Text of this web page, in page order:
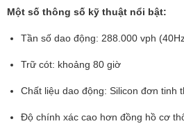
Một số thông số kỹ thuật nổi bật:
Tần số dao động: 288.000 vph
Trữ cót: khoảng 80 giờ
Chất liệu dao động: Silicon đơn tinh
Độ chính xác cao hơn đồng hồ cơ